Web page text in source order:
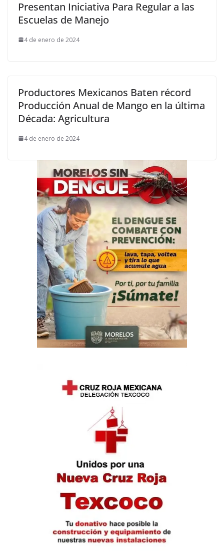
Presentan Iniciativa Para Regular a las
Escuelas de Manejo
4 de enero de 2024
Productores Mexicanos Baten récord
Producción Anual de Mango en la última
Década: Agricultura
4 de enero de 2024